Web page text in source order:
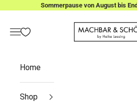
Zum Inhalt springenSommerpause von August bis
MACHBAR &
Menü
Home
Shop